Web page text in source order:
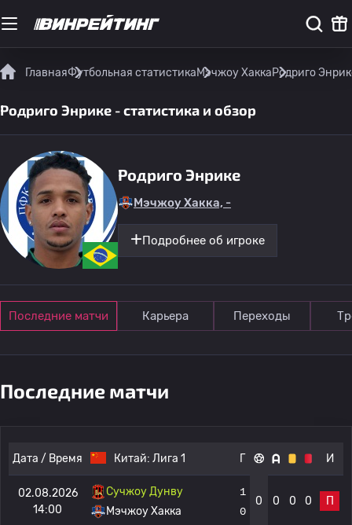
ГлавнаяФутбольная статистикаМэчжоу ХаккаРодриго
Родриго Энрике - статистика и обзор
Родриго Энрике
Мэчжоу Хакка, -
Подробнее об игроке
Последние матчи Карьера Переходы
Последние матчи
Дата / Время Китай: Лига 1 Г И
02.08.2026
14:00
Сучжоу Дунву
Мэчжоу Хакка
1
0
0 0 0 0 П